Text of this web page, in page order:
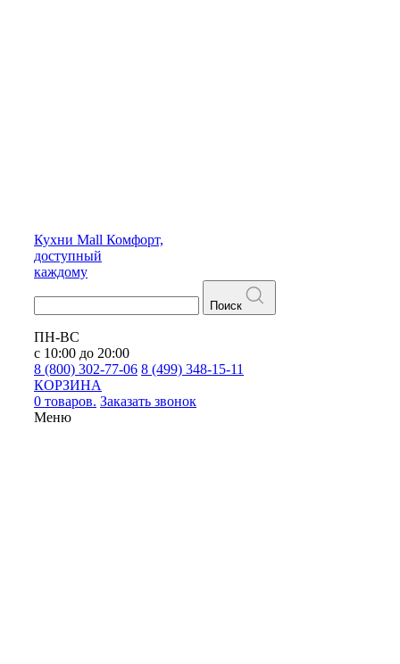
Кухни Mall Комфорт,
доступный
каждому
Поиск
ПН-ВС
с 10:00 до 20:00
8 (800) 302-77-06 8 (499) 348-15-11
КОРЗИНА
0 товаров. Заказать звонок
Меню